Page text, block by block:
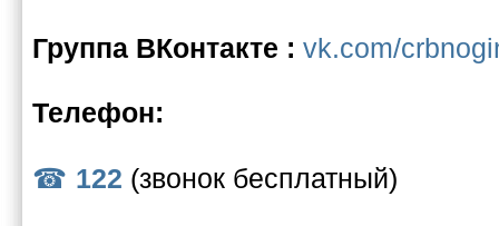
Группа ВКонтакте : vk.com/
Телефон:
122 (звонок бесплатный)